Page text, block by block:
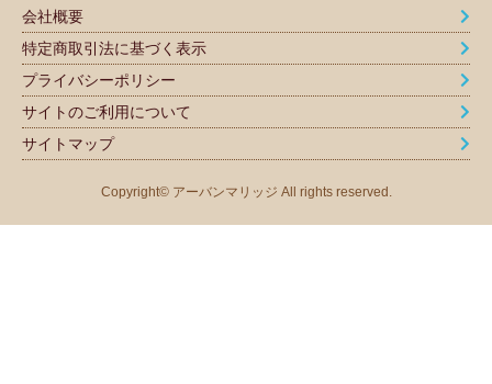
会社概要
特定商取引法に基づく表示
プライバシーポリシー
サイトのご利用について
サイトマップ
Copyright© アーバンマリッジ All rights reserved.